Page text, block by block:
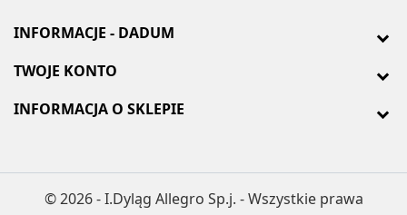
INFORMACJE - DADUM
TWOJE KONTO
INFORMACJA O SKLEPIE
© 2026 - I.Dyląg Allegro Sp.j. - Wszystkie prawa